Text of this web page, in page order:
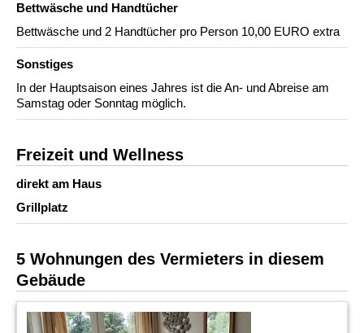
Bettwäsche und Handtücher
Bettwäsche und 2 Handtücher pro Person 10,00 EURO extra
Sonstiges
In der Hauptsaison eines Jahres ist die An- und Abreise am
Samstag oder Sonntag möglich.
Freizeit und Wellness
direkt am Haus
Grillplatz
5 Wohnungen des Vermieters in diesem
Gebäude